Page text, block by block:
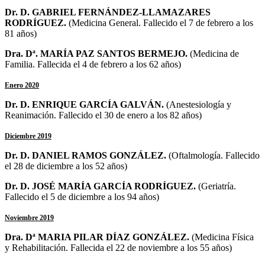
Dr. D. GABRIEL FERNÁNDEZ-LLAMAZARES
RODRÍGUEZ. (Medicina General. Fallecido el 7 de febrero a los
81 años)
Dra. Dª. MARÍA PAZ SANTOS BERMEJO. (Medicina de
Familia. Fallecida el 4 de febrero a los 62 años)
Enero 2020
Dr. D. ENRIQUE GARCÍA GALVÁN. (Anestesiología y
Reanimación. Fallecido el 30 de enero a los 82 años)
Diciembre 2019
Dr. D. DANIEL RAMOS GONZÁLEZ. (Oftalmología. Fallecido
el 28 de diciembre a los 52 años)
Dr. D. JOSÉ MARÍA GARCÍA RODRÍGUEZ. (Geriatría.
Fallecido el 5 de diciembre a los 94 años)
Noviembre 2019
Dra. Dª MARIA PILAR DÍAZ GONZÁLEZ. (Medicina Física
y Rehabilitación. Fallecida el 22 de noviembre a los 55 años)